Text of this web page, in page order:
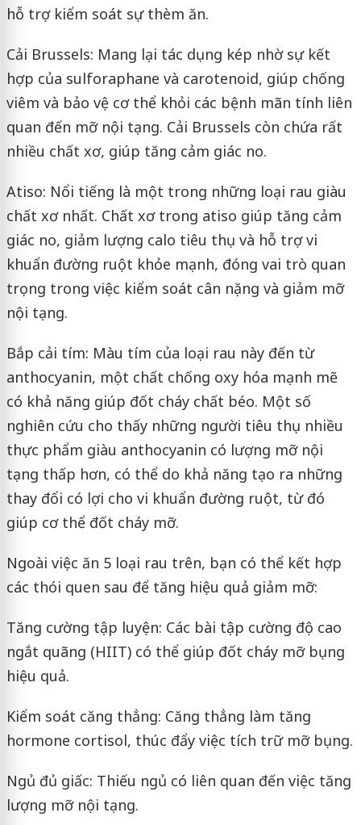
hỗ trợ kiểm soát sự thèm ăn.
Cải Brussels: Mang lại tác dụng kép nhờ sự kết
hợp của sulforaphane và carotenoid, giúp chống
viêm và bảo vệ cơ thể khỏi các bệnh mãn tính liên
quan đến mỡ nội tạng. Cải Brussels còn chứa rất
nhiều chất xơ, giúp tăng cảm giác no.
Atiso: Nổi tiếng là một trong những loại rau giàu
chất xơ nhất. Chất xơ trong atiso giúp tăng cảm
giác no, giảm lượng calo tiêu thụ và hỗ trợ vi
khuẩn đường ruột khỏe mạnh, đóng vai trò quan
trọng trong việc kiểm soát cân nặng và giảm mỡ
nội tạng.
Bắp cải tím: Màu tím của loại rau này đến từ
anthocyanin, một chất chống oxy hóa mạnh mẽ
có khả năng giúp đốt cháy chất béo. Một số
nghiên cứu cho thấy những người tiêu thụ nhiều
thực phẩm giàu anthocyanin có lượng mỡ nội
tạng thấp hơn, có thể do khả năng tạo ra những
thay đổi có lợi cho vi khuẩn đường ruột, từ đó
giúp cơ thể đốt cháy mỡ.
Ngoài việc ăn 5 loại rau trên, bạn có thể kết hợp
các thói quen sau để tăng hiệu quả giảm mỡ:
Tăng cường tập luyện: Các bài tập cường độ cao
ngắt quãng (HIIT) có thể giúp đốt cháy mỡ bụng
hiệu quả.
Kiểm soát căng thẳng: Căng thẳng làm tăng
hormone cortisol, thúc đẩy việc tích trữ mỡ bụng.
Ngủ đủ giấc: Thiếu ngủ có liên quan đến việc tăng
lượng mỡ nội tạng.